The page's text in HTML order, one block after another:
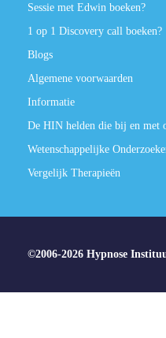
Sessie met Edwin boeken?
1 op 1 Discovery call boeken?
Blogs
Algemene voorwaarden
Informatie
De HIN helden die bij en met
Wetenschappelijke
Vergelijk Therapieën
©2006-2026 Hypnose